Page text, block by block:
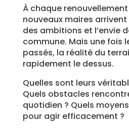
À chaque
nouveaux maires
des ambitions et l’envie
commune. Mais une fois
passés, la réalité du
rapidement le dessus.
Quelles sont leurs
Quels obstacles
quotidien ? Quels
pour agir efficacement ?